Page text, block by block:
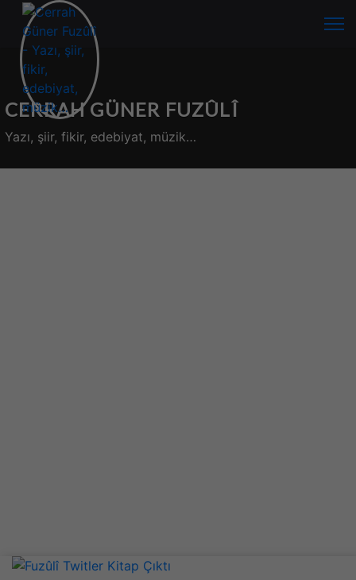
CERRAH GÜNER FUZÛLÎ
Yazı, şiir, fikir, edebiyat, müzik…